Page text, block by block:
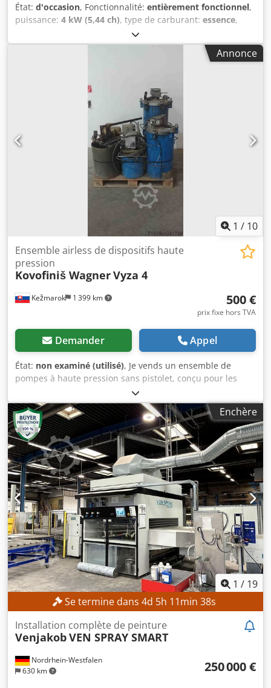
État: d'occasion, Fonctionnalité: entièrement fonctionnel,
puissance: 4 kW (5,44 ch), type de carburant: essence,
750 kg
immatriculation:07/2001, Année de construction:2001,
Machine de marquage sur remorque : Dcodpsw S T Tajfx
avec enrouleur de tuyau + Moteur Honda GX200, 6,5 CV +
Démarrage électrique + Réservoir de peinture intégré
Remorque : + Crapie + Type CMF750 + 1ère
immatriculation : 20.07.2001 + Attelage à boule + Timon
réglable en hauteur + 370 cm x 205 cm (L x l) + PTAC : 750
kg Recevez tous les nouveaux véhicules par e-mail –
inscrivez-vous à notre NEWSLETTER ! Sous réserve
d’erreurs d’écriture ou de vente préalable !
Annonce
1 / 10
Kežmarok 1 399 km
Ensemble airless de dispositifs haute
pression
Kovofiniš WagnerVyza 4
500 €
prix fixe hors TVA
Demander Appel
État: non examiné (utilisé), Je vends un ensemble de
pompes à haute pression sans pistolet, conçu pour les
installations de peinture. 2 pompes à haute pression
Kovofiniš, modèle vyza 4V, rapport 33:1, pression de sortie
9 à 25 MPa. 1 pompe à haute pression Wagner 600 Airless.
Dcedpjd Nnb Rsfx Afqok 2 réservoirs à haute pression
Kovofiniš, modèles TZ60M et TZ100M. 1 réservoir Kovofiniš.
En stock, disponible immédiatement. Prix total : 1000
euros.
Enchère
1 / 19
Se termine dans 4d 5h 11min 36s
Nordrhein-Westfalen
630 km
Installation complète de peinture
VenjakobVEN SPRAY SMART
250 000 €